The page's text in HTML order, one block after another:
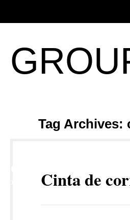
Tag Archives:
Cinta de